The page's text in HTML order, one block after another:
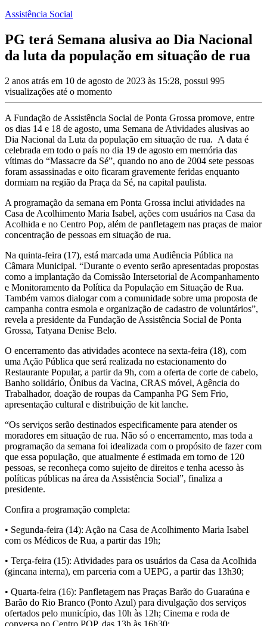
Assistência Social
PG terá Semana alusiva ao Dia Nacional
da luta da população em situação de rua
2 anos atrás em 10 de agosto de 2023 às 15:28, possui 995
visualizações até o momento
A Fundação de Assistência Social de Ponta Grossa promove, entre
os dias 14 e 18 de agosto, uma Semana de Atividades alusivas ao
Dia Nacional da Luta da população em situação de rua. A data é
celebrada em todo o país no dia 19 de agosto em memória das
vítimas do “Massacre da Sé”, quando no ano de 2004 sete pessoas
foram assassinadas e oito ficaram gravemente feridas enquanto
dormiam na região da Praça da Sé, na capital paulista.
A programação da semana em Ponta Grossa inclui atividades na
Casa de Acolhimento Maria Isabel, ações com usuários na Casa da
Acolhida e no Centro Pop, além de panfletagem nas praças de maior
concentração de pessoas em situação de rua.
Na quinta-feira (17), está marcada uma Audiência Pública na
Câmara Municipal. “Durante o evento serão apresentadas propostas
como a implantação da Comissão Intersetorial de Acompanhamento
e Monitoramento da Política da População em Situação de Rua.
Também vamos dialogar com a comunidade sobre uma proposta de
campanha contra esmola e organização de cadastro de voluntários”,
revela a presidente da Fundação de Assistência Social de Ponta
Grossa, Tatyana Denise Belo.
O encerramento das atividades acontece na sexta-feira (18), com
uma Ação Pública que será realizada no estacionamento do
Restaurante Popular, a partir da 9h, com a oferta de corte de cabelo,
Banho solidário, Ônibus da Vacina, CRAS móvel, Agência do
Trabalhador, doação de roupas da Campanha PG Sem Frio,
apresentação cultural e distribuição de kit lanche.
“Os serviços serão destinados especificamente para atender os
moradores em situação de rua. Não só o encerramento, mas toda a
programação da semana foi idealizada com o propósito de fazer com
que essa população, que atualmente é estimada em torno de 120
pessoas, se reconheça como sujeito de direitos e tenha acesso às
políticas públicas na área da Assistência Social”, finaliza a
presidente.
Confira a programação completa:
• Segunda-feira (14): Ação na Casa de Acolhimento Maria Isabel
com os Médicos de Rua, a partir das 19h;
• Terça-feira (15): Atividades para os usuários da Casa da Acolhida
(gincana interna), em parceria com a UEPG, a partir das 13h30;
• Quarta-feira (16): Panfletagem nas Praças Barão do Guaraúna e
Barão do Rio Branco (Ponto Azul) para divulgação dos serviços
ofertados pelo município, das 10h às 12h; Cinema e roda de
conversa no Centro POP, das 13h às 16h30;